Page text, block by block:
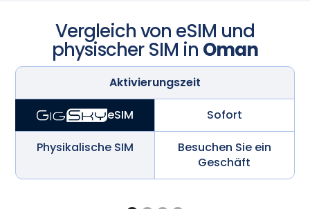
Vergleich von eSIM und
physischer SIM in Oman
Aktivierungszeit
eSIM Sofort
Physikalische SIM
Besuchen Sie ein
Geschäft